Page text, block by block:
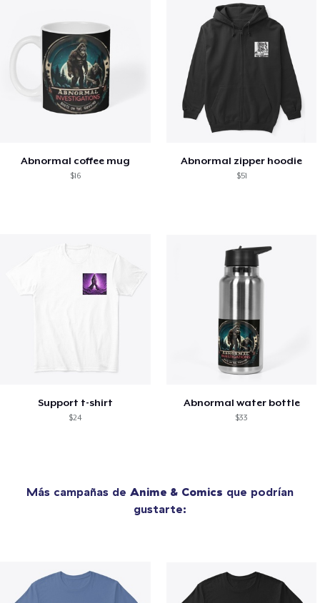
Abnormal coffee mug
$16
Abnormal zipper hoodie
$51
Support t-shirt
$24
Abnormal water bottle
$33
Más campañas de Anime & Comics que podrían
gustarte: